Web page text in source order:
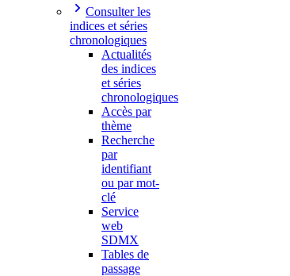
Consulter les
indices et séries
chronologiques
Actualités
des indices
et séries
chronologiques
Accès par
thème
Recherche
par
identifiant
ou par mot-
clé
Service
web
SDMX
Tables de
passage